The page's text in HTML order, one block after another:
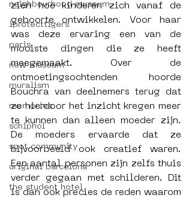
neighbourhood museum
iprotecttigers
paris
new museum
muralism
memories
schiphol
spot community
uriginal barcelona
the student hotel
zien hoe kinderen zich vanaf de
geboorte ontwikkelen. Voor haar
was deze ervaring een van de
mooiste dingen die ze heeft
meegemaakt. Over de
ontmoetingsochtenden hoorde
Bouchra van deelnemers terug dat
ze hierdoor het inzicht kregen meer
te kunnen dan alleen moeder zijn.
De moeders ervaarde dat ze
bijvoorbeeld ook creatief waren.
Een aantal personen zijn zelfs thuis
verder gegaan met schilderen. Dit
is dan ook precies de reden waarom